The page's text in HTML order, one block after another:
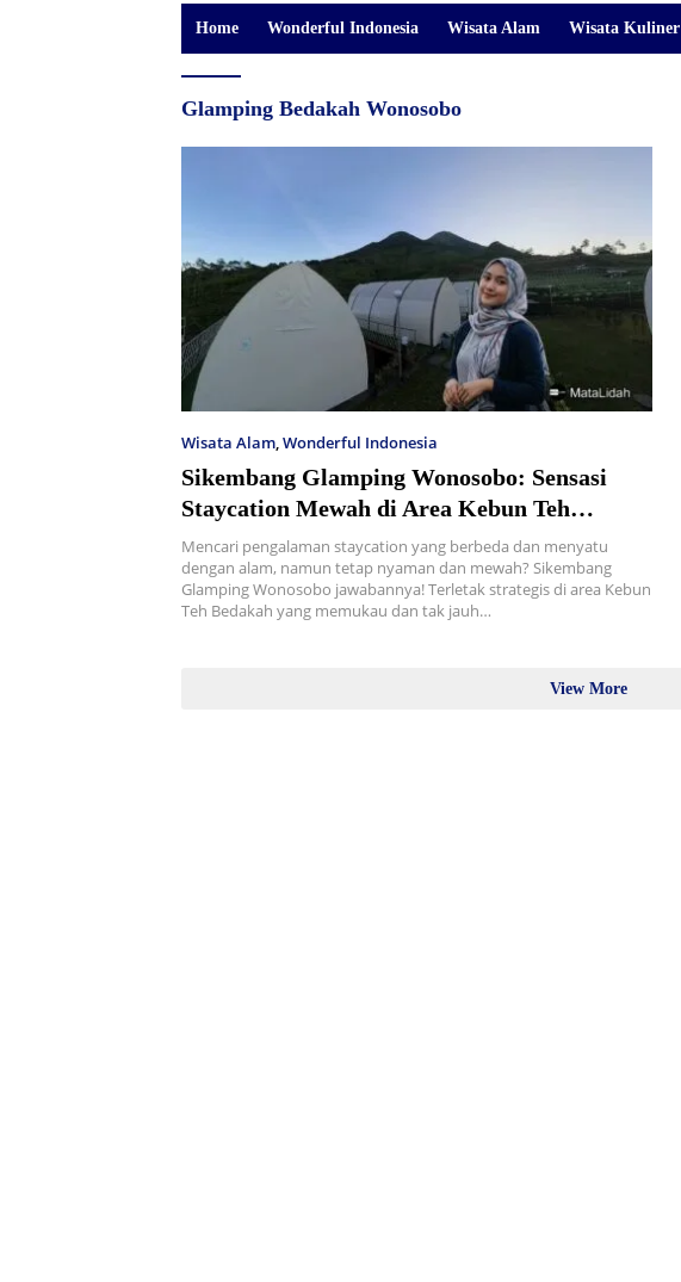
Home Wonderful Indonesia Wisata Alam Wisata Kuliner
Glamping Bedakah Wonosobo
Wisata Alam,Wonderful Indonesia
Sikembang Glamping Wonosobo: Sensasi
Staycation Mewah di Area Kebun Teh
Bedakah
Mencari pengalaman staycation yang berbeda dan menyatu
dengan alam, namun tetap nyaman dan mewah? Sikembang
Glamping Wonosobo jawabannya! Terletak strategis di area Kebun
Teh Bedakah yang memukau dan tak jauh…
View More